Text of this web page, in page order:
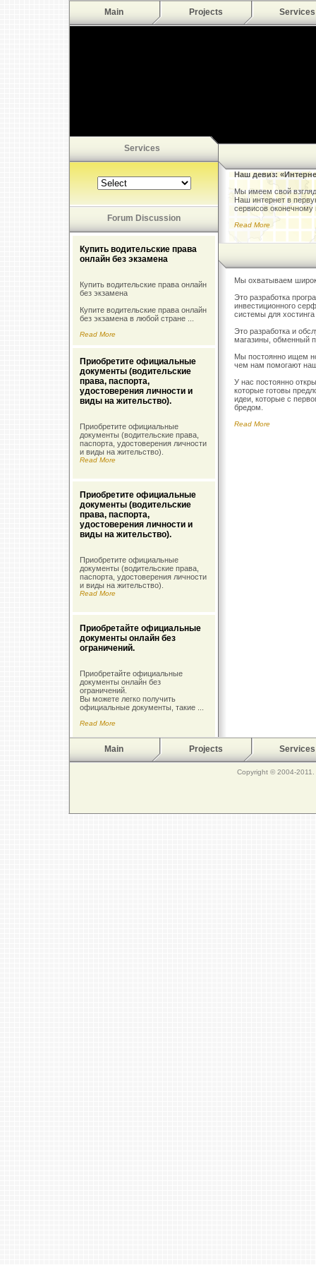
Main Projects Services
Services
Forum Discussion
Купить водительские права
онлайн без экзамена
Купить водительские права онлайн
без экзамена
Купите водительские права онлайн
без экзамена в любой стране ...
Read More
Приобретите официальные
документы (водительские
права, паспорта,
удостоверения личности и
виды на жительство).
Приобретите официальные
документы (водительские права,
паспорта, удостоверения личности
и виды на жительство).
Read More
Приобретите официальные
документы (водительские
права, паспорта,
удостоверения личности и
виды на жительство).
Приобретите официальные
документы (водительские права,
паспорта, удостоверения личности
и виды на жительство).
Read More
Приобретайте официальные
документы онлайн без
ограничений.
Приобретайте официальные
документы онлайн без
ограничений.
Вы можете легко получить
официальные документы, такие ...
Read More
Наш девиз:
Мы имеем свой взгляд
Наш интернет в
сервисов оконечному
Read More
Мы охватываем
Это разработка
инвестиционного
системы для хостинга
Это разработка и
магазины, обменный
Мы постоянно ищем
чем нам помогают
У нас постоянно
которые готовы
идеи, которые с
бредом.
Read More
Main Projects Services
Copyright © 2004-2011.